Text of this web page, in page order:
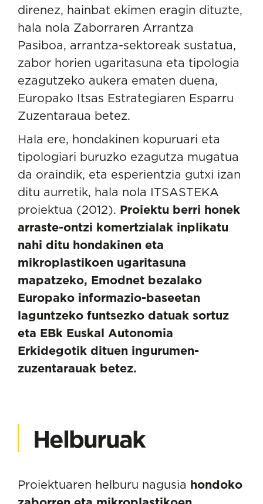
direnez, hainbat ekimen eragin dituzte,
hala nola Zaborraren Arrantza
Pasiboa, arrantza-sektoreak sustatua,
zabor horien ugaritasuna eta tipologia
ezagutzeko aukera ematen duena,
Europako Itsas Estrategiaren Esparru
Zuzentaraua betez.
Hala ere, hondakinen kopuruari eta
tipologiari buruzko ezagutza mugatua
da oraindik, eta esperientzia gutxi izan
ditu aurretik, hala nola ITSASTEKA
proiektua (2012). Proiektu berri honek
arraste-ontzi komertzialak inplikatu
nahi ditu hondakinen eta
mikroplastikoen ugaritasuna
mapatzeko, Emodnet bezalako
Europako informazio-baseetan
laguntzeko funtsezko datuak sortuz
eta EBk Euskal Autonomia
Erkidegotik dituen ingurumen-
zuzentarauak betez.
Helburuak
Proiektuaren helburu nagusia hondoko